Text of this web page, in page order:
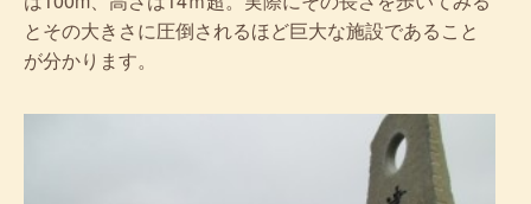
とその大きさに圧倒されるほど巨大な施設であること
が分かります。